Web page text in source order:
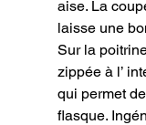
aise. La
laisse une
Sur la
zippée à l’
qui permet
flasque.